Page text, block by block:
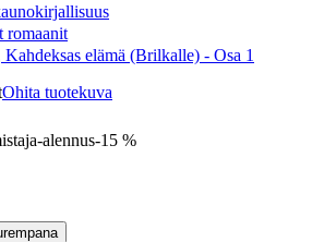
romaanit
elämä (Brilkalle) - Osa 1
Ohita tuotekuva
alennus-15 %